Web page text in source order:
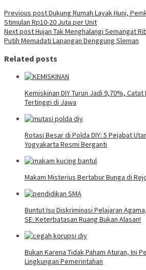
Previous postDukung Rumah Layak Huni,
Stimulan Rp10-20 Juta per Unit
Next postHujan Tak Menghalangi Semangat
Putih Memadati Lapangan Denggung Sleman
Related posts
Kemiskinan DIY Turun Jadi 9,70%,
Tertinggi di Jawa
Rotasi Besar di Polda DIY: 5 Pejabat
Yogyakarta Resmi Berganti
Makam Misterius Bertabur Bunga di
Buntut Isu Diskriminasi Pelajaran
SE: Keterbatasan Ruang Bukan Alasan!
Bukan Karena Tidak Paham Aturan, Ini
Lingkungan Pemerintahan